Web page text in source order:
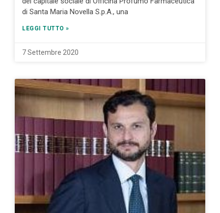
di Santa Maria Novella S.p.A., una
LEGGI TUTTO »
7 Settembre 2020